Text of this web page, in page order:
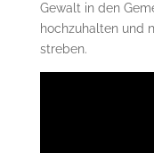
Gewalt in den
hochzuhalten und
streben.